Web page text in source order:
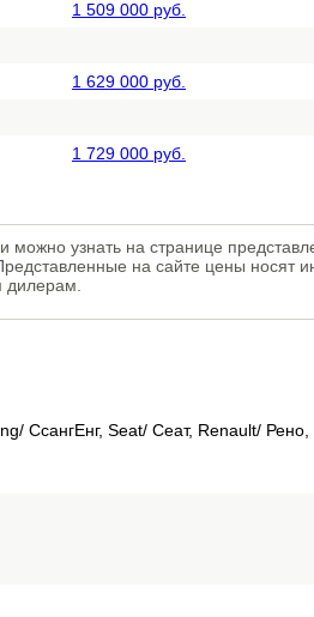
1 509 000 руб.
1 629 000 руб.
1 729 000 руб.
узнать на странице
на сайте цены носят
СсангЕнг, Seat/ Сеат, Renault/ Рено,